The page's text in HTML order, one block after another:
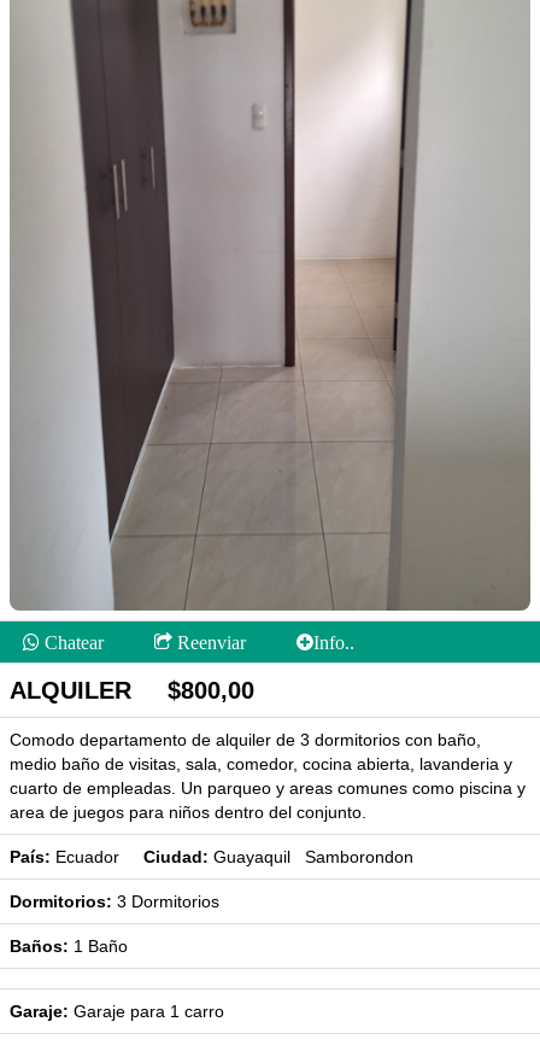
Chatear Reenviar Info..
ALQUILER $800,00
Comodo departamento de alquiler de 3 dormitorios con baño,
medio baño de visitas, sala, comedor, cocina abierta, lavanderia y
cuarto de empleadas. Un parqueo y areas comunes como piscina y
area de juegos para niños dentro del conjunto.
País: Ecuador Ciudad: Guayaquil Samborondon
Dormitorios: 3 Dormitorios
Baños: 1 Baño
Garaje: Garaje para 1 carro